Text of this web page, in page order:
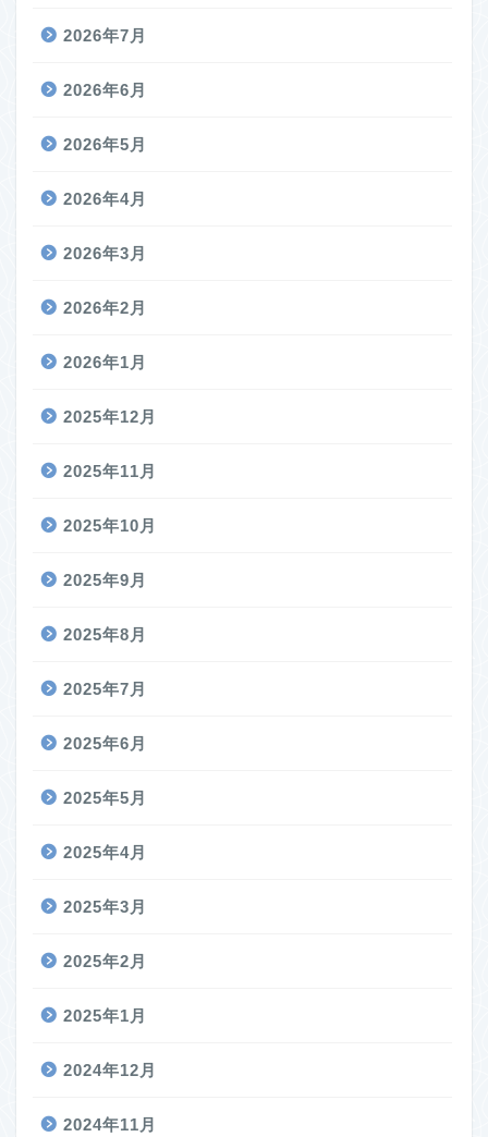
2026年7月
2026年6月
2026年5月
2026年4月
2026年3月
2026年2月
2026年1月
2025年12月
2025年11月
2025年10月
2025年9月
2025年8月
2025年7月
2025年6月
2025年5月
2025年4月
2025年3月
2025年2月
2025年1月
2024年12月
2024年11月